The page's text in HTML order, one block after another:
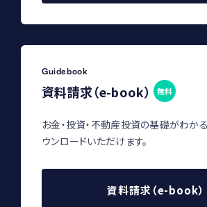
Guidebook
資料請求（e-book） 無料
お金・投資・不動産投資の基礎がわか
ウンロードいただけます。
資料請求（e-book）